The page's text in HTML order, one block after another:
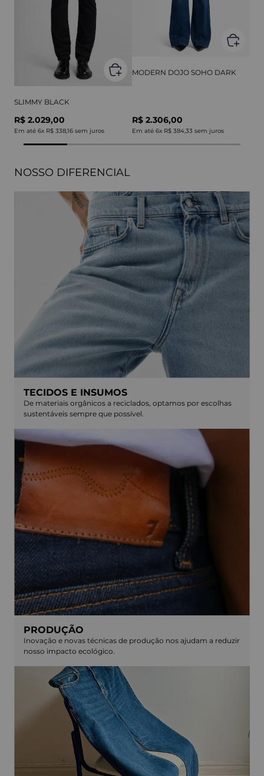
SLIMMY BLACK
R$ 2.029,00
Em até 6x R$ 338,16 sem juros
MODERN DOJO SOHO DARK
R$ 2.306,00
Em até 6x R$ 384,33 sem juros
NOSSO DIFERENCIAL
TECIDOS E INSUMOS
De materiais orgânicos a reciclados, optamos por escolhas
sustentáveis sempre que possível.
PRODUÇÃO
Inovação e novas técnicas de produção nos ajudam a reduzir
nosso impacto ecológico.